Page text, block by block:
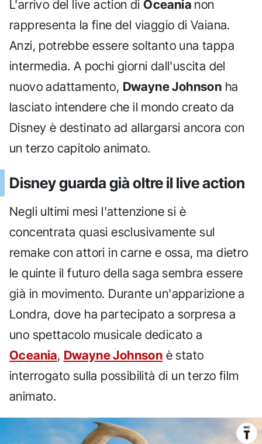
L'arrivo del live action diOceania non
rappresenta la fine del viaggio di Vaiana.
Anzi, potrebbe essere soltanto una tappa
intermedia. A pochi giorni dall'uscita del
nuovo adattamento, Dwayne Johnson ha
lasciato intendere che il mondo creato da
Disney è destinato ad allargarsi ancora con
un terzo capitolo animato.
Disney guarda già oltre il live action
Negli ultimi mesi l'attenzione si è
concentrata quasi esclusivamente sul
remake con attori in carne e ossa, ma dietro
le quinte il futuro della saga sembra essere
già in movimento. Durante un'apparizione a
Londra, dove ha partecipato a sorpresa a
uno spettacolo musicale dedicato a
Oceania, Dwayne Johnson è stato
interrogato sulla possibilità di un terzo film
animato.